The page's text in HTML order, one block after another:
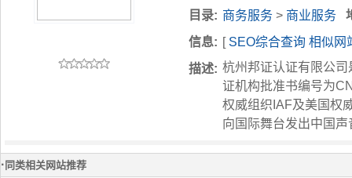
目录: 商务服务 > 商业服务
信息: [ SEO综合查询 相似网
描述: 杭州邦证认证有限公
证机构批准书编号为
权威组织IAF及美国权
向国际舞台发出中国
· 同类相关网站推荐